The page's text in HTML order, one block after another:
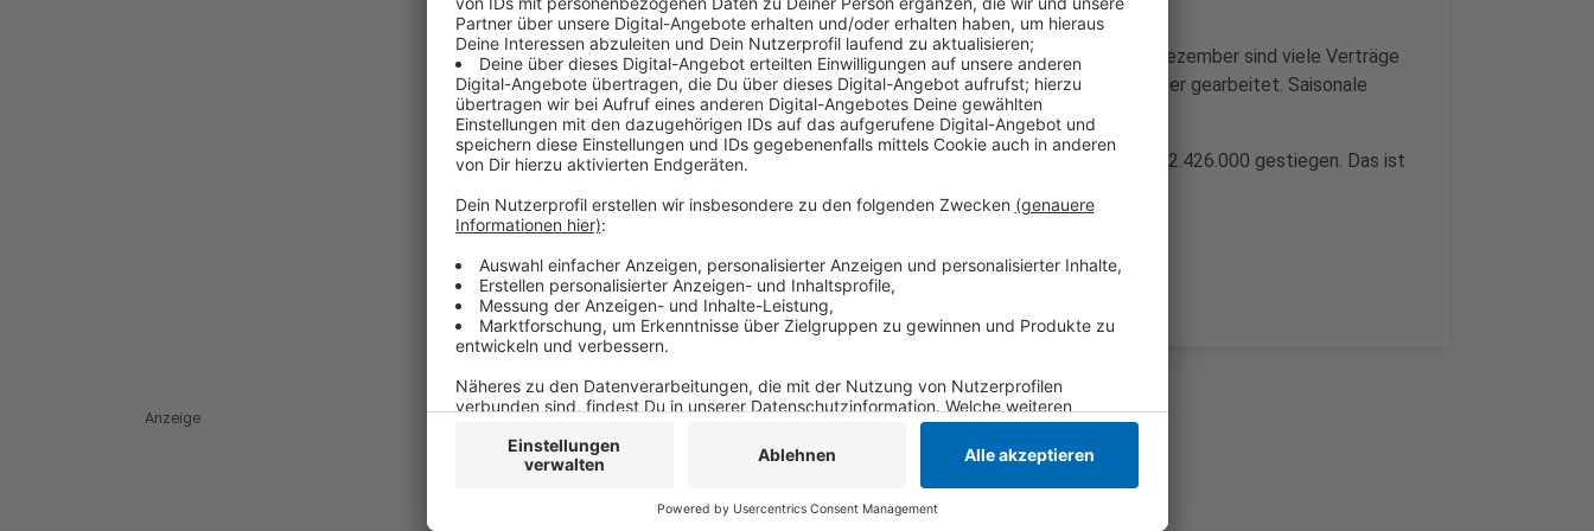
Der Anstieg der Arbeitslosigkeit im Januar ist nicht unüblich. Im Dezember sind viele Verträge
ausgelaufen; auf den Baustellen wird in den Wintermonaten weniger gearbeitet. Saisonale
Betriebe beschäftigen über den Winter weniger Mitarbeiter.
Auch deutschlandweit ist die Zahl der Arbeitslosen im Januar auf 2.426.000 gestiegen. Das ist
Anzeige